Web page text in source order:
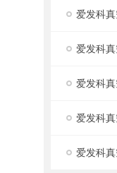
爱发科
爱发科
爱发科
爱发科
爱发科